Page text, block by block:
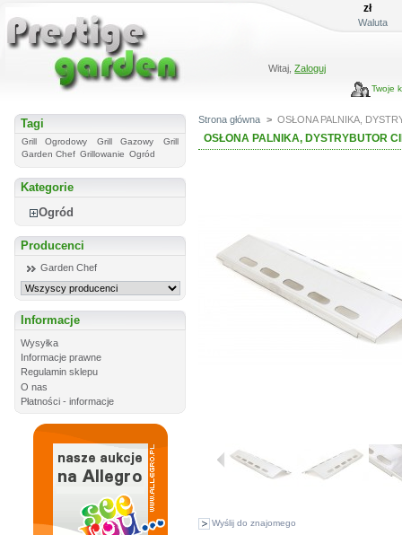
zł
Waluta
Witaj,Zaloguj
Twoje
Tagi
Grill Ogrodowy Grill Gazowy
Grill
Garden Chef Grillowanie Ogród
Kategorie
Ogród
Producenci
Garden Chef
Informacje
Wysyłka
Informacje prawne
Regulamin sklepu
O nas
Płatności - informacje
Strona główna > OSŁONA PALNIKA,
OSŁONA PALNIKA, DYSTRYBUTOR
Wyślij do znajomego